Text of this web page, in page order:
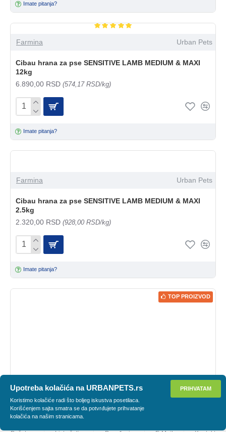
Imate pitanja?
Farmina Urban Pets
Cibau hrana za pse SENSITIVE LAMB MEDIUM & MAXI
12kg
6.890,00 RSD (574,17 RSD/kg)
Imate pitanja?
Farmina Urban Pets
Cibau hrana za pse SENSITIVE LAMB MEDIUM & MAXI
2.5kg
2.320,00 RSD (928,00 RSD/kg)
Imate pitanja?
TOP PROIZVOD
PRIHVATAM
Upotreba kolačića na URBANPETS.rs
Koristimo kolačiće radi što boljeg iskustva posetilaca.
Korišćenjem sajta smatra se da potvrđujete prihvatanje
kolačića na našim stranicama.
PRIMENI FILTER